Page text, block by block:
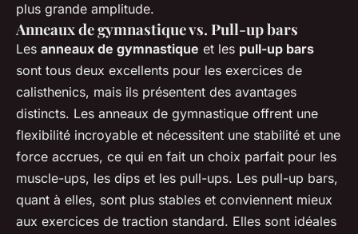
plus grande amplitude.
Anneaux de gymnastique vs. Pull-up bars
Les anneaux de gymnastique et les pull-up bars
sont tous deux excellents pour les exercices de
calisthenics, mais ils présentent des avantages
distincts. Les anneaux de gymnastique offrent une
flexibilité incroyable et nécessitent une stabilité et une
force accrues, ce qui en fait un choix parfait pour les
muscle-ups, les dips et les pull-ups. Les pull-up bars,
quant à elles, sont plus stables et conviennent mieux
aux exercices de traction standard. Elles sont idéales